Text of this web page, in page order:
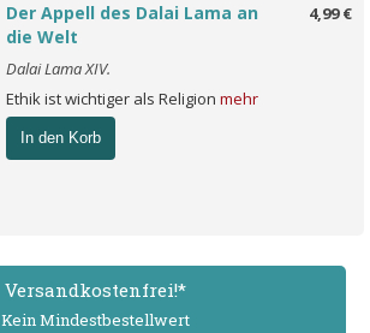
4,99 €
Der Appell des Dalai Lama an
die Welt
Dalai Lama XIV.
Ethik ist wichtiger als Religion mehr
In den Korb
Versand­kostenfrei!*
Kein Mindest­bestell­wert